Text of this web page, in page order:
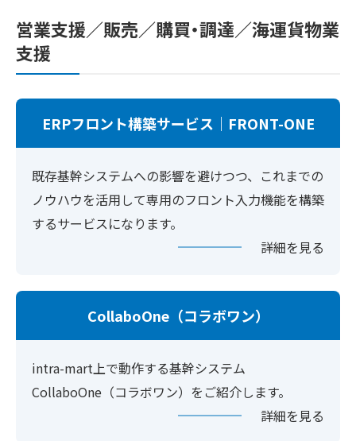
営業支援／販売／購買・調達／海運貨物業
支援
ERPフロント構築サービス｜FRONT-ONE
既存基幹システムへの影響を避けつつ、これまでの
ノウハウを活用して専用のフロント入力機能を構築
するサービスになります。
詳細を見る
CollaboOne（コラボワン）
intra-mart上で動作する基幹システム
CollaboOne（コラボワン）をご紹介します。
詳細を見る